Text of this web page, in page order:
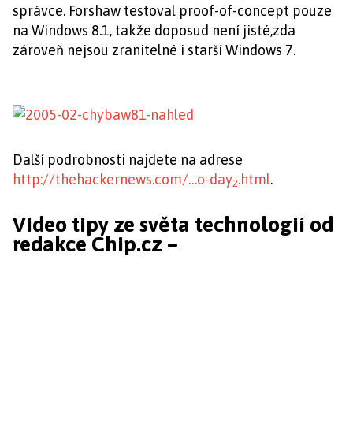
správce. Forshaw testoval proof-of-concept pouze
na Windows 8.1, takže doposud není jisté,zda
zároveň nejsou zranitelné i starší Windows 7.
Další podrobnosti najdete na adrese
http://thehackernews.com/…o-day2.html.
Video tipy ze světa technologií od
redakce Chip.cz –